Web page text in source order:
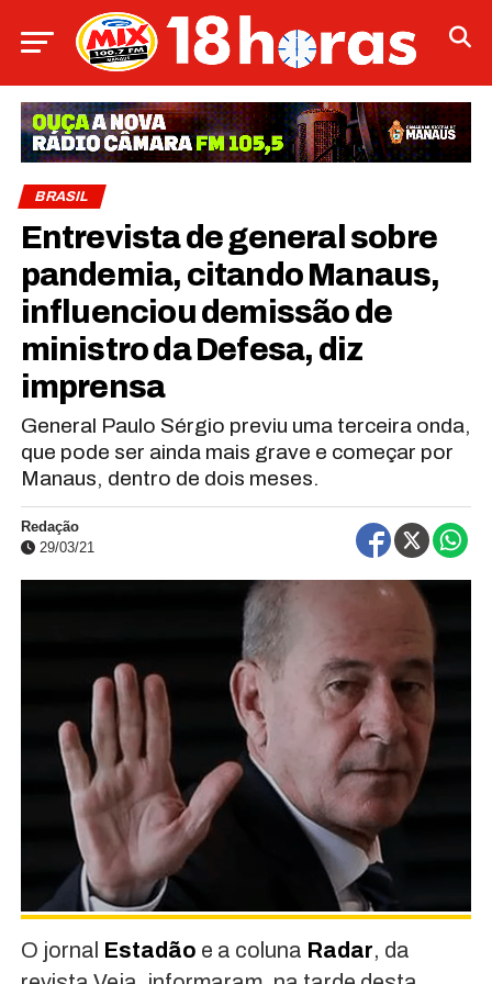
BRASIL
Entrevista de general sobre
pandemia, citando Manaus,
influenciou demissão de
ministro da Defesa, diz
imprensa
General Paulo Sérgio previu uma terceira onda,
que pode ser ainda mais grave e começar por
Manaus, dentro de dois meses.
Redação
29/03/21
O jornal Estadão e a coluna Radar, da